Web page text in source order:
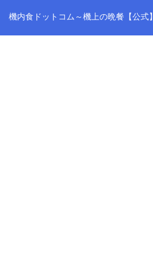
機内食ドットコム～機上の晩餐【公式】